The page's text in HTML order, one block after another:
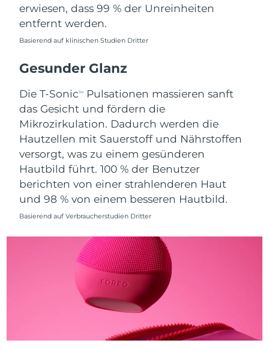
erwiesen, dass 99 % der Unreinheiten
entfernt werden.
Basierend auf klinischen Studien Dritter
Gesunder Glanz
Die T-SonicTM
Pulsationen massieren sanft
das Gesicht und fördern die
Mikrozirkulation. Dadurch werden die
Hautzellen mit Sauerstoff und Nährstoffen
versorgt, was zu einem gesünderen
Hautbild führt. 100 % der Benutzer
berichten von einer strahlenderen Haut
und 98 % von einem besseren Hautbild.
Basierend auf Verbraucherstudien Dritter
Saudi-Arabien
Slowakei
Slowenien Erwartete Lieferung
Südafrika
Südkorea Erwartete Lieferung
Spanien Erwartete Lieferung 8/8/26
Schweden Erwartete Lieferung
Erwartete Lieferung
Erwartete Lieferung
Erwartete Lieferung
Erwartete Lieferung8/9/26